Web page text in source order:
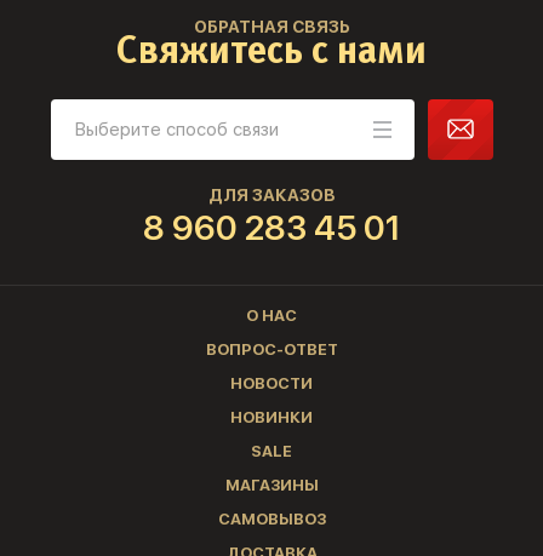
ОБРАТНАЯ СВЯЗЬ
Свяжитесь с нами
ДЛЯ ЗАКАЗОВ
8 960 283 45 01
О НАС
ВОПРОС-ОТВЕТ
НОВОСТИ
НОВИНКИ
SALE
МАГАЗИНЫ
САМОВЫВОЗ